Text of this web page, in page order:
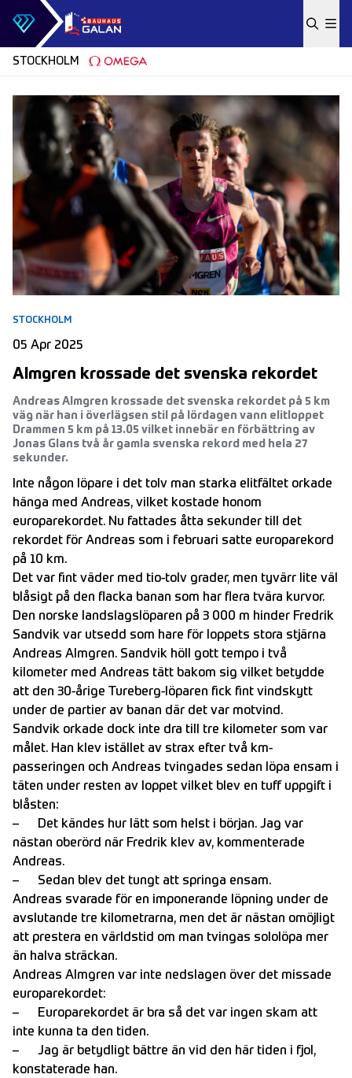
Skip to content
STOCKHOLM
STOCKHOLM
05 Apr 2025
Almgren krossade det svenska rekordet
Andreas Almgren krossade det svenska rekordet på 5 km
väg när han i överlägsen stil på lördagen vann elitloppet
Drammen 5 km på 13.05 vilket innebär en förbättring av
Jonas Glans två år gamla svenska rekord med hela 27
sekunder.
Inte någon löpare i det tolv man starka elitfältet orkade
hänga med Andreas, vilket kostade honom
europarekordet. Nu fattades åtta sekunder till det
rekordet för Andreas som i februari satte europarekord
på 10 km.
Det var fint väder med tio-tolv grader, men tyvärr lite väl
blåsigt på den flacka banan som har flera tvära kurvor.
Den norske landslagslöparen på 3 000 m hinder Fredrik
Sandvik var utsedd som hare för loppets stora stjärna
Andreas Almgren. Sandvik höll gott tempo i två
kilometer med Andreas tätt bakom sig vilket betydde
att den 30-årige Tureberg-löparen fick fint vindskytt
under de partier av banan där det var motvind.
Sandvik orkade dock inte dra till tre kilometer som var
målet. Han klev istället av strax efter två km-
passeringen och Andreas tvingades sedan löpa ensam i
täten under resten av loppet vilket blev en tuff uppgift i
blåsten:
– Det kändes hur lätt som helst i början. Jag var
nästan oberörd när Fredrik klev av, kommenterade
Andreas.
– Sedan blev det tungt att springa ensam.
Andreas svarade för en imponerande löpning under de
avslutande tre kilometrarna, men det är nästan omöjligt
att prestera en världstid om man tvingas sololöpa mer
än halva sträckan.
Andreas Almgren var inte nedslagen över det missade
europarekordet:
– Europarekordet är bra så det var ingen skam att
inte kunna ta den tiden.
– Jag är betydligt bättre än vid den här tiden i fjol,
konstaterade han.